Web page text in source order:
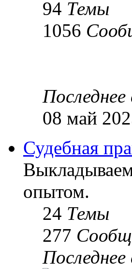
94 Темы
1056
08 май
Судебная
опытом.
24 Темы
277